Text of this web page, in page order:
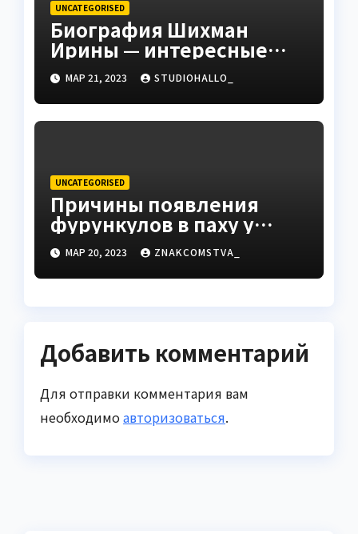
UNCATEGORISED
Биография Шихман
Ирины — интересные
факты, достижения и
путь к успеху
МАР 21, 2023 STUDIOHALLO_
UNCATEGORISED
Причины появления
фурункулов в паху у
мужчин
МАР 20, 2023 ZNAKCOMSTVA_
Добавить комментарий
Для отправки комментария вам
необходимоавторизоваться.